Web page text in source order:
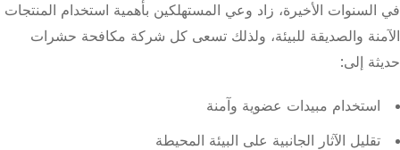
في السنوات الأخيرة، زاد وعي المستهلكين بأهمية استخدام المنتجات
الآمنة والصديقة للبيئة، ولذلك تسعى كل شركة مكافحة حشرات
حديثة إلى:
استخدام مبيدات عضوية وآمنة
تقليل الآثار الجانبية على البيئة المحيطة